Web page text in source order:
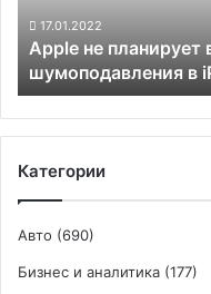
iPhone
13
17.01.2022
Apple не
шумоподавления в
Категории
Авто (690)
Бизнес и аналитика (177)